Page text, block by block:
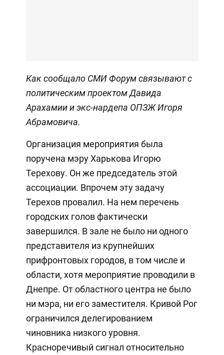
Как сообщало СМИ Форумсвязывают с
политическим проектом Давида
Арахамии и экс-нардепа ОПЗЖ Игоря
Абрамовича.
Организация мероприятия была
поручена мэру Харькова Игорю
Терехову. Он же председатель этой
ассоциации. Впрочем эту задачу
Терехов провалил. На нем перечень
городских голов фактически
завершился. В зале не было ни одного
представителя из крупнейших
прифронтовых городов, в том числе и
области, хотя мероприятие проводили в
Днепре. От областного центра не было
ни мэра, ни его заместителя. Кривой Рог
ограничился делегированием
чиновника низкого уровня.
Красноречивый сигнал относительно